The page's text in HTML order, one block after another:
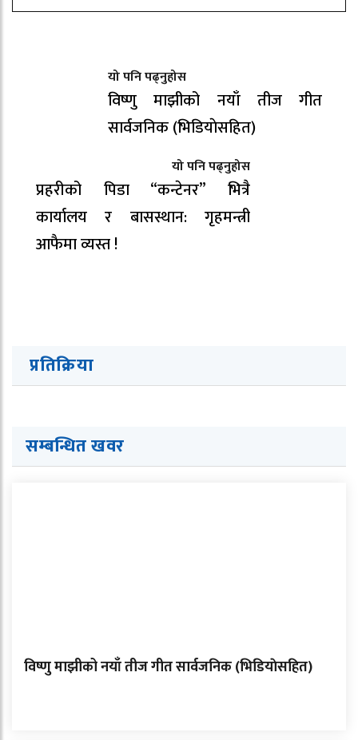
यो पनि पढ्नुहोस
विष्णु माझीको नयाँ तीज गीत
सार्वजनिक (भिडियाेसहित)
यो पनि पढ्नुहोस
प्रहरीको पिडा “कन्टेनर” भित्रै
कार्यालय र बासस्थान: गृहमन्त्री
आफैमा व्यस्त !
प्रतिक्रिया
सम्बन्धित खवर
विष्णु माझीको नयाँ तीज गीत सार्वजनिक (भिडियाेसहित)